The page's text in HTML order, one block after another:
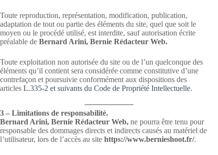
Toute reproduction, représentation, modification, publication,
adaptation de tout ou partie des éléments du site, quel que soit le
moyen ou le procédé utilisé, est interdite, sauf autorisation écrite
préalable de Bernard Arini, Bernie Rédacteur Web.
Toute exploitation non autorisée du site ou de l’un quelconque des
éléments qu’il contient sera considérée comme constitutive d’une
contrefaçon et poursuivie conformément aux dispositions des
articles L.335-2 et suivants du Code de Propriété Intellectuelle.
3 – Limitations de responsabilité.
Bernard Arini, Bernie Rédacteur Web, ne pourra être tenu pour
responsable des dommages directs et indirects causés au matériel de
l’utilisateur, lors de l’accès au site https://www.bernieshoot.fr/.